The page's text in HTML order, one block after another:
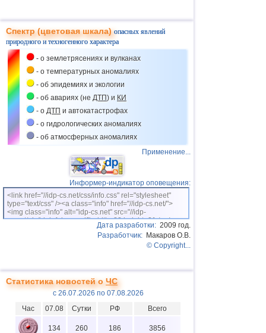
на арктическом побережье ветер 17-22 м/с. 9
августа на юге Бурятии ливневый дождь, гроза. 9-10
августа в Забайкальском крае сильный дождь, гроза.
10 августа на севере Курильской гряды сильный
дождь.
Спектр (цветовая шкала)опасных явлений
природного и техногенного характера
- о землетрясениях и вулканах
- о температурных аномалиях
- об эпидемиях и экологии
- об авариях (не ДТП) и КИ
- о ДТП и автокатастрофах
- о гидрологических аномалиях
- об атмосферных аномалиях
Применение...
Информер-индикатор оповещения:
<link href="//idp-cs.net/css/info.css" rel="stylesheet"
type="text/css" /><a class="info" href="//idp-cs.net/">
<img class="info" alt="idp-cs.net" src="//idp-
cs.net/pix/idpinfok_sm.gif" width=88 height=31 /></a>
Дата разработки: 2009 год.
Разработчик: Макаров О.В.
© Copyright...
Статистика новостей оЧС
с 26.07.2026 по 07.08.2026
Час
07.08 Сутки РФ Всего
134 260 186 3856